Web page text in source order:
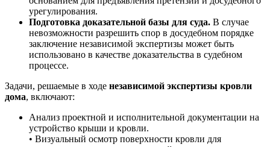
урегулирования.
Подготовка доказательной базы для суда. В случае
невозможности разрешить спор в досудебном порядке
заключение независимой экспертизы может быть
использовано в качестве доказательства в судебном
процессе.
Задачи, решаемые в ходе независимой экспертизы кровли
дома, включают:
Анализ проектной и исполнительной документации на
устройство крыши и кровли.
• Визуальный осмотр поверхности кровли для